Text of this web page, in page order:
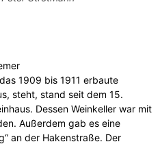
1909 bis 1911 erbaute
steht, stand seit dem 15.
Dessen Weinkeller war mit
Außerdem gab es eine
an der Hakenstraße. Der